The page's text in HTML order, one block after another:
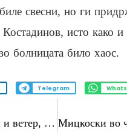
свесни, но ги
исто како и
болницата било хаос.
Telegram
Попладнево пороен дожд, грмежи и ветер, најавија метеоролозите